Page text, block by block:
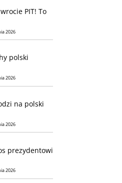
PIT! To
2026
polski
2026
na polski
2026
prezydentowi
2026